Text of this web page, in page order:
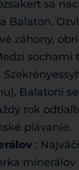
sa
Balaton.
záhony,
sochami
Balatoni
rok
plávanie.
:
minerálov